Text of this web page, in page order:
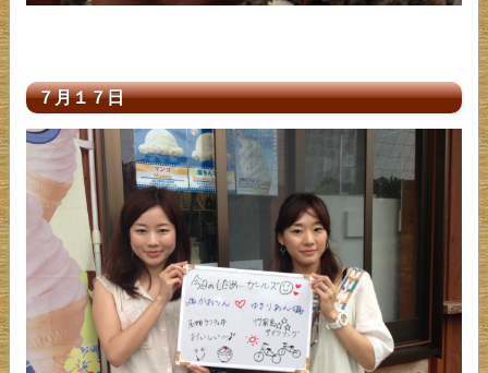
７月１７日